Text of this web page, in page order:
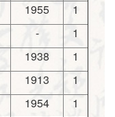
1955
1
-
1
1938
1
1913
1
1954
1